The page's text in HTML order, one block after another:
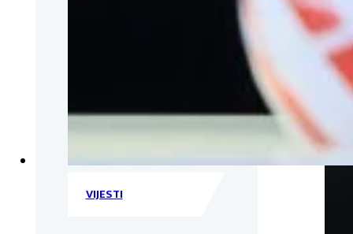
VIJESTI